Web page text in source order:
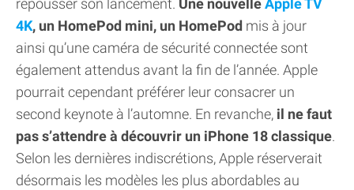
repousser son lancement. Une nouvelleApple TV
4K, un HomePod mini, un HomePod mis à jour
ainsi qu’une caméra de sécurité connectée sont
également attendus avant la fin de l’année. Apple
pourrait cependant préférer leur consacrer un
second keynote à l’automne. En revanche, il ne faut
pas s’attendre à découvrir un iPhone 18 classique.
Selon les dernières indiscrétions, Apple réserverait
désormais les modèles les plus abordables au